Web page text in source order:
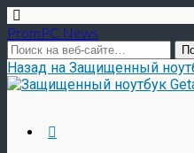
PromPC News
Назад на Защищенный